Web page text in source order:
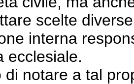
scelte
interna
ecclesiale.
di notare a tal